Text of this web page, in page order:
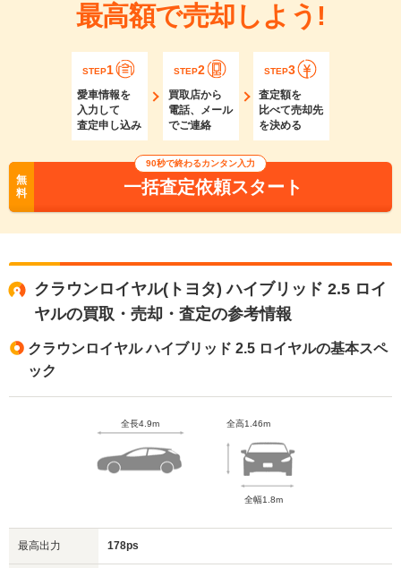
最高額で売却しよう!
STEP1
愛車情報を
入力して
査定申し込み
STEP2
買取店から
電話、メール
でご連絡
STEP3
査定額を
比べて売却先
を決める
無
料
90秒で終わるカンタン入力
一括査定依頼スタート
クラウンロイヤル(トヨタ) ハイブリッド 2.5 ロイ
ヤルの買取・売却・査定の参考情報
クラウンロイヤル ハイブリッド 2.5 ロイヤルの基本スペ
ック
全長4.9m 全高1.46m
全幅1.8m
最高出力 178ps